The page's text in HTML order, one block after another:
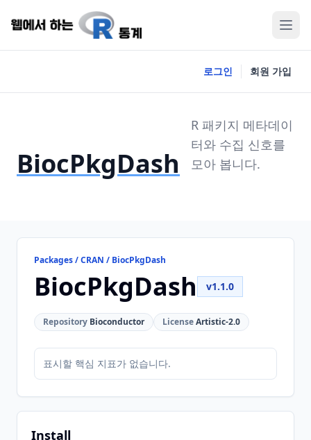
로그인 회원 가입
BiocPkgDash
R 패키지 메타데이
터와 수집 신호를
모아 봅니다.
Packages / CRAN / BiocPkgDash
BiocPkgDash v1.1.0
Repository Bioconductor LicenseArtistic-2.0
표시할 핵심 지표가 없습니다.
Install